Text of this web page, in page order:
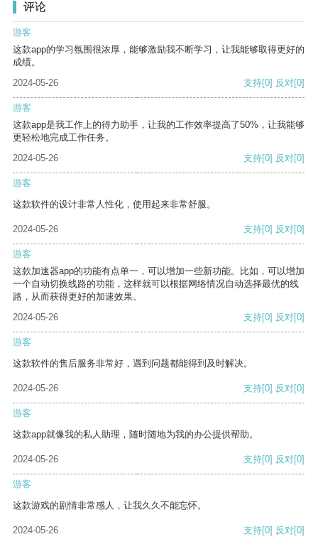
评论
游客
这款app的学习氛围很浓厚，能够激励我不断学习，让我能够取得更好的
成绩。
2024-05-26
支持[0] 反对[0]
游客
这款app是我工作上的得力助手，让我的工作效率提高了50%，让我能够
更轻松地完成工作任务。
2024-05-26
支持[0] 反对[0]
游客
这款软件的设计非常人性化，使用起来非常舒服。
2024-05-26 支持[0] 反对[0]
游客
这款加速器app的功能有点单一，可以增加一些新功能。比如，可以增加
一个自动切换线路的功能，这样就可以根据网络情况自动选择最优的线
路，从而获得更好的加速效果。
2024-05-26
支持[0] 反对[0]
游客
这款软件的售后服务非常好，遇到问题都能得到及时解决。
2024-05-26 支持[0] 反对[0]
游客
这款app就像我的私人助理，随时随地为我的办公提供帮助。
2024-05-26 支持[0] 反对[0]
游客
这款游戏的剧情非常感人，让我久久不能忘怀。
2024-05-26 支持[0] 反对[0]